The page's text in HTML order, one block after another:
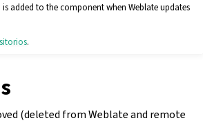
added to the component when Weblate updates
.
(deleted from Weblate and remote